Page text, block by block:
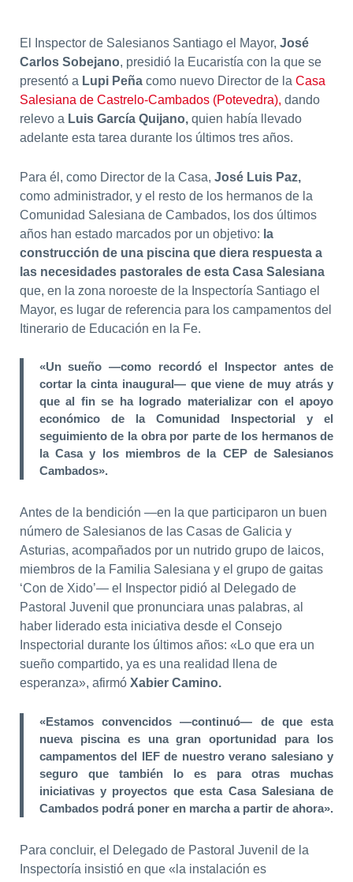
El Inspector de Salesianos Santiago el Mayor, José
Carlos Sobejano, presidió la Eucaristía con la que se
presentó a Lupi Peñacomo nuevo Director de la Casa
Salesiana de Castrelo-Cambados (Potevedra), dando
relevo a Luis García Quijano,quien había llevado
adelante esta tarea durante los últimos tres años.
Para él, como Director de la Casa, José Luis Paz,
como administrador, y el resto de los hermanos de la
Comunidad Salesiana de Cambados, los dos últimos
años han estado marcados por un objetivo: la
construcción de una piscina que diera respuesta a
las necesidades pastorales de esta Casa Salesiana
que, en la zona noroeste de la Inspectoría Santiago el
Mayor, es lugar de referencia para los campamentos del
Itinerario de Educación en la Fe.
«Un sueño —como recordó el Inspector antes de
cortar la cinta inaugural— que viene de muy atrás y
que al fin se ha logrado materializar con el apoyo
económico de la Comunidad Inspectorial y el
seguimiento de la obra por parte de los hermanos de
la Casa y los miembros de la CEP de Salesianos
Cambados».
Antes de la bendición —en la que participaron un buen
número de Salesianos de las Casas de Galicia y
Asturias, acompañados por un nutrido grupo de laicos,
miembros de la Familia Salesiana y el grupo de gaitas
‘Con de Xido’— el Inspector pidió al Delegado de
Pastoral Juvenil que pronunciara unas palabras, al
haber liderado esta iniciativa desde el Consejo
Inspectorial durante los últimos años: «Lo que era un
sueño compartido, ya es una realidad llena de
esperanza», afirmó Xabier Camino.
«Estamos convencidos —continuó— de que esta
nueva piscina es una gran oportunidad para los
campamentos del IEF de nuestro verano salesiano y
seguro que también lo es para otras muchas
iniciativas y proyectos que esta Casa Salesiana de
Cambados podrá poner en marcha a partir de ahora».
Para concluir, el Delegado de Pastoral Juvenil de la
Inspectoría insistió en que «la instalación es